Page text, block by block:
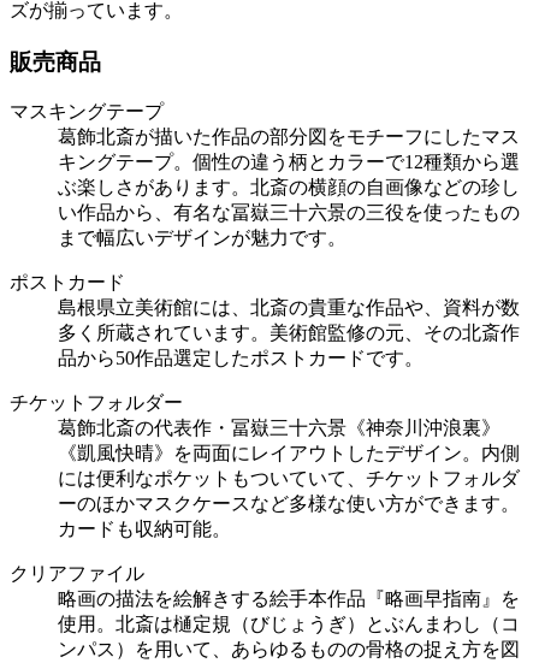
ズが揃っています。
販売商品
マスキングテープ
葛飾北斎が描いた作品の部分図をモチーフにしたマス
キングテープ。個性の違う柄とカラーで12種類から選
ぶ楽しさがあります。北斎の横顔の自画像などの珍し
い作品から、有名な冨嶽三十六景の三役を使ったもの
まで幅広いデザインが魅力です。
ポストカード
島根県立美術館には、北斎の貴重な作品や、資料が数
多く所蔵されています。美術館監修の元、その北斎作
品から50作品選定したポストカードです。
チケットフォルダー
葛飾北斎の代表作・冨嶽三十六景《神奈川沖浪裏》
《凱風快晴》を両面にレイアウトしたデザイン。内側
には便利なポケットもついていて、チケットフォルダ
ーのほかマスクケースなど多様な使い方ができます。
カードも収納可能。
クリアファイル
略画の描法を絵解きする絵手本作品『略画早指南』を
使用。北斎は樋定規（びじょうぎ）とぶんまわし（コ
ンパス）を用いて、あらゆるものの骨格の捉え方を図